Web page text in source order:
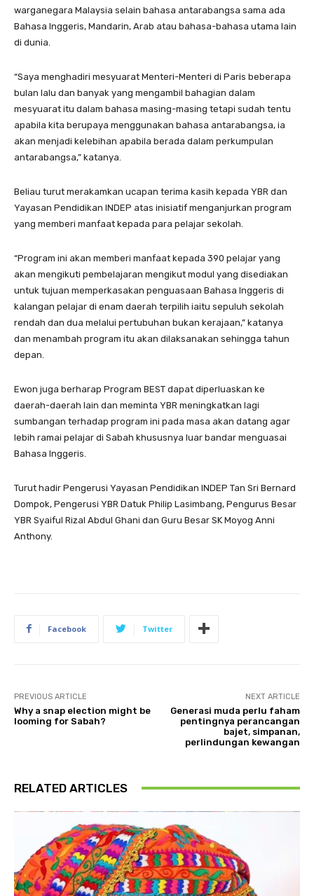
warganegara Malaysia selain bahasa antarabangsa sama ada
Bahasa Inggeris, Mandarin, Arab atau bahasa-bahasa utama lain
di dunia.
“Saya menghadiri mesyuarat Menteri-Menteri di Paris beberapa
bulan lalu dan banyak yang mengambil bahagian dalam
mesyuarat itu dalam bahasa masing-masing tetapi sudah tentu
apabila kita berupaya menggunakan bahasa antarabangsa, ia
akan menjadi kelebihan apabila berada dalam perkumpulan
antarabangsa,” katanya.
Beliau turut merakamkan ucapan terima kasih kepada YBR dan
Yayasan Pendidikan INDEP atas inisiatif menganjurkan program
yang memberi manfaat kepada para pelajar sekolah.
“Program ini akan memberi manfaat kepada 390 pelajar yang
akan mengikuti pembelajaran mengikut modul yang disediakan
untuk tujuan memperkasakan penguasaan Bahasa Inggeris di
kalangan pelajar di enam daerah terpilih iaitu sepuluh sekolah
rendah dan dua melalui pertubuhan bukan kerajaan,” katanya
dan menambah program itu akan dilaksanakan sehingga tahun
depan.
Ewon juga berharap Program BEST dapat diperluaskan ke
daerah-daerah lain dan meminta YBR meningkatkan lagi
sumbangan terhadap program ini pada masa akan datang agar
lebih ramai pelajar di Sabah khususnya luar bandar menguasai
Bahasa Inggeris.
Turut hadir Pengerusi Yayasan Pendidikan INDEP Tan Sri Bernard
Dompok, Pengerusi YBR Datuk Philip Lasimbang, Pengurus Besar
YBR Syaiful Rizal Abdul Ghani dan Guru Besar SK Moyog Anni
Anthony.
Facebook Twitter
PREVIOUS ARTICLE
Why a snap election might be
looming for Sabah?
NEXT ARTICLE
Generasi muda perlu faham
pentingnya perancangan
bajet, simpanan,
perlindungan kewangan
RELATED ARTICLES